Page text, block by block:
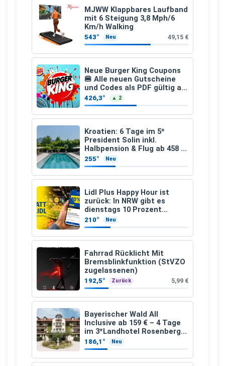
MJWW Klappbares Laufband
mit 6 Steigung 3,8 Mph/6
Km/h Walking
543° Neu 49,15 €
Neue Burger King Coupons
🍔 Alle neuen Gutscheine
und Codes als PDF gültig ab
25.07.2026 bis 04.09.2026
426,3° ▲ 2
Kroatien: 6 Tage im 5*
President Solin inkl.
Halbpension & Flug ab 458 €
pro Person
255° Neu
Lidl Plus Happy Hour ist
zurück: In NRW gibt es
dienstags 10 Prozent
Rabatt
210° Neu
Fahrrad Rücklicht Mit
Bremsblinkfunktion (StVZO
zugelassenen)
192,5° Zurück 5,99 €
Bayerischer Wald All
Inclusive ab 159 € – 4 Tage
im 3*Landhotel Rosenberger
mit Wellness
186,1° Neu